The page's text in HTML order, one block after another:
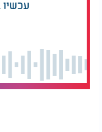
"ביצים הן מקור
הונס. "הן מכילות
המזון שהן
למרות המוניטין
בנסון מדגישה
המלצות